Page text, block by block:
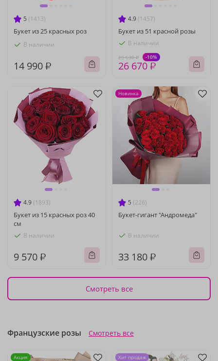
5 (1413)
Букет из 25 красных роз
В наличии
14 990 ₽
4.9 (1457)
Букет из 51 красной розы
В наличии
29 630 ₽ -10%
26 670 ₽
4.9 (1893)
Букет из 15 красных роз 40
см
В наличии
9 570 ₽
5 (226)
Букет-гигант "Андромеда"
В наличии
33 180 ₽
Новинка
Смотреть все
Французские розы Смотреть все
Акция Хит продаж